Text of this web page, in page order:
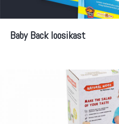
Baby Back loosikast